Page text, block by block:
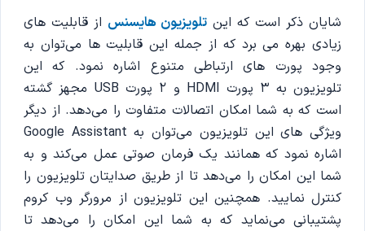
شایان ذکر است که این تلویزیون هایسنس از قابلیت های
زیادی بهره می برد که از جمله این قابلیت ها می‌توان به
وجود پورت های ارتباطی متنوع اشاره نمود. که این
تلویزیون به 3 پورت HDMI و 2 پورت USB مجهز گشته
است که به شما امکان اتصالات متفاوت را می‌دهد. از دیگر
ویژگی های این تلویزیون می‌توان به Google Assistant
اشاره نمود که همانند یک فرمان صوتی عمل می‌کند و به
شما این امکان را می‌دهد تا از طریق صدایتان تلویزیون را
کنترل نمایید. همچنین این تلویزیون از مرورگر وب کروم
پشتیبانی می‌نماید که به شما این امکان را می‌دهد تا